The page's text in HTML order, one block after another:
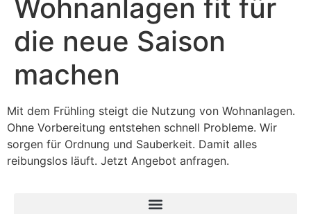
Wohnanlagen fit für
die neue Saison
machen
Mit dem Frühling steigt die Nutzung von Wohnanlagen.
Ohne Vorbereitung entstehen schnell Probleme. Wir
sorgen für Ordnung und Sauberkeit. Damit alles
reibungslos läuft. Jetzt Angebot anfragen.